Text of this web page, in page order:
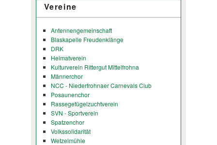
Vereine
Antennengemeinschaft
Blaskapelle Freudenklänge
DRK
Heimatverein
Kulturverein Rittergut Mittelfrohna
Männerchor
NCC - Niederfrohnaer Carnevals Club
Posaunenchor
Rassegefügelzuchtverein
SVN - Sportverein
Spatzenchor
Volkssolidarität
Wetzelmühle